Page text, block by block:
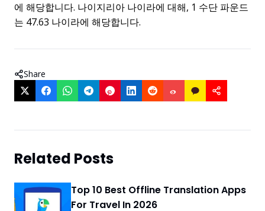
에 해당합니다. 나이지리아 나이라에 대해, 1 수단 파운드
는 47.63 나이라에 해당합니다.
Share
Related Posts
Top 10 Best Offline Translation Apps
For Travel In 2026